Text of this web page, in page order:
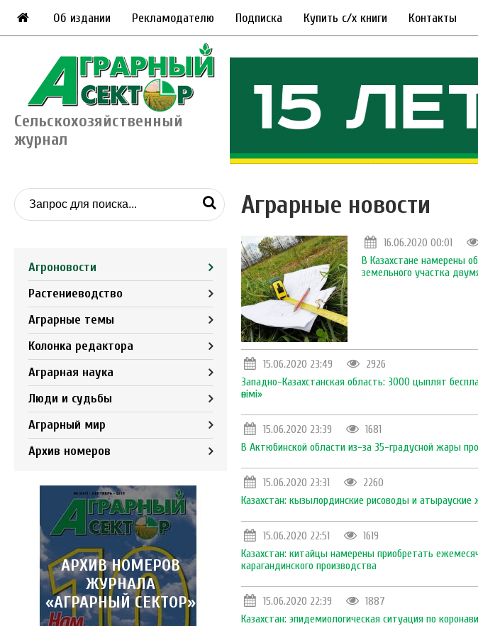
Об издании Рекламодателю Подписка Купить с/х книги Контакты
Сельскохозяйственный
журнал
Агроновости
Растениеводство
Аграрные темы
Колонка редактора
Аграрная наука
Люди и судьбы
Аграрный мир
Архив номеров
АРХИВ НОМЕРОВ
ЖУРНАЛА
«АГРАРНЫЙ СЕКТОР»
Аграрные новости
16.06.2020 00:01
В Казахстане намерены
земельного участка
15.06.2020 23:49
2926
Западно-Казахстанская область: 3000 цыплят
өнiмi»
15.06.2020 23:39
1681
В Актюбинской области из-за 35-градусной жары
15.06.2020 23:31
2260
Казахстан: кызылординские рисоводы и
15.06.2020 22:51
1619
Казахстан: китайцы намерены приобретать
карагандинского производства
15.06.2020 22:39
1887
Казахстан: эпидемиологическая ситуация по